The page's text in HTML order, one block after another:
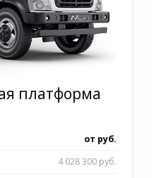
платформа
от руб.
4 028 300 руб.